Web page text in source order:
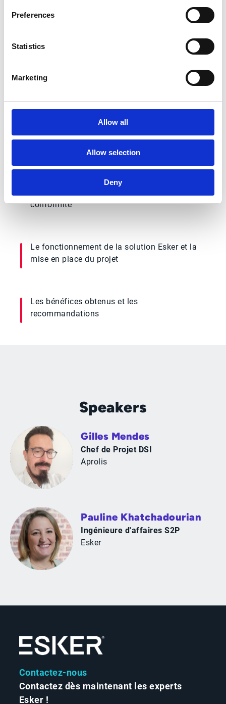
Preferences
Statistics
Marketing
Allow all
Allow selection
Deny
avec succès cette solution puissante et
ergonomique avec Dynamics 365 Finance &
Operations grâce à un connecteur natif clé
Les objectifs du projet : harmonisation des
conformité
Le fonctionnement de la solution Esker et la
mise en place du projet
Les bénéfices obtenus et les
recommandations
Speakers
Gilles Mendes
Chef de Projet DSI
Aprolis
Pauline Khatchadourian
Ingénieure d'affaires S2P
Esker
Contactez-nous
Contactez dès maintenant les experts
Esker !